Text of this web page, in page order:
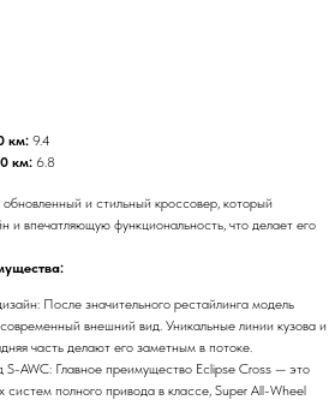
км: 9.4
км: 6.8
и стильный кроссовер, который
и впечатляющую функциональность, что делает его
После значительного рестайлинга модель
внешний вид. Уникальные линии кузова и
часть делают его заметным в потоке.
AWC: Главное преимущество Eclipse Cross — это
систем полного привода в классе, Super All-Wheel